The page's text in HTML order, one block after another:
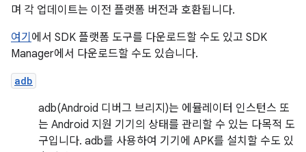
며 각 업데이트는 이전 플랫폼 버전과 호환됩니다.
여기 에서 SDK 플랫폼 도구를 다운로드할 수도 있고 SDK
Manager에서 다운로드할 수도 있습니다.
adb
adb(Android 디버그 브리지)는 에뮬레이터 인스턴스 또
는 Android 지원 기기의 상태를 관리할 수 있는 다목적 도
구입니다. adb를 사용하여 기기에 APK를 설치할 수도 있